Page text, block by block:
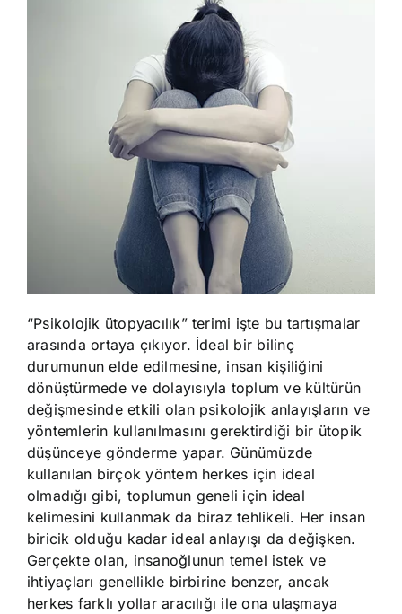
“Psikolojik ütopyacılık” terimi işte bu tartışmalar
arasında ortaya çıkıyor. İdeal bir bilinç
durumunun elde edilmesine, insan kişiliğini
dönüştürmede ve dolayısıyla toplum ve kültürün
değişmesinde etkili olan psikolojik anlayışların ve
yöntemlerin kullanılmasını gerektirdiği bir ütopik
düşünceye gönderme yapar. Günümüzde
kullanılan birçok yöntem herkes için ideal
olmadığı gibi, toplumun geneli için ideal
kelimesini kullanmak da biraz tehlikeli. Her insan
biricik olduğu kadar ideal anlayışı da değişken.
Gerçekte olan, insanoğlunun temel istek ve
ihtiyaçları genellikle birbirine benzer, ancak
herkes farklı yollar aracılığı ile ona ulaşmaya